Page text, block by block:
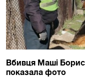
Вбивця Маші
показала фото